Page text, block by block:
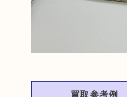
買取参考例